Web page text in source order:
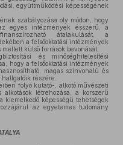
együttműködési képességének
szabályozása oly módon, hogy
egyes intézmények ésszerű, a
átalakulását, a
a felsőoktatási intézmények
külső források bevonását,
és minőséghitelesítési
hogy a felsőoktatási intézmények
magas színvonalú és
részére.
folyó kutató-, alkotó művészeti
létrehozása, a korszerű
kiemelkedő képességű tehetségek
az egyetemes tudomány